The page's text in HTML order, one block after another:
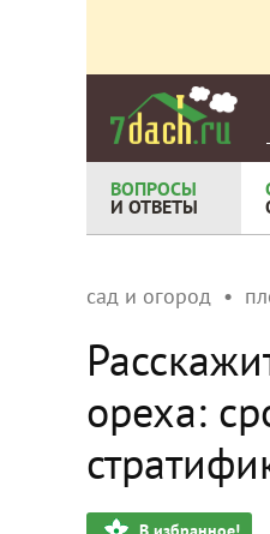
ВОПРОСЫ
И ОТВЕТЫ
сад и огород
ореха: